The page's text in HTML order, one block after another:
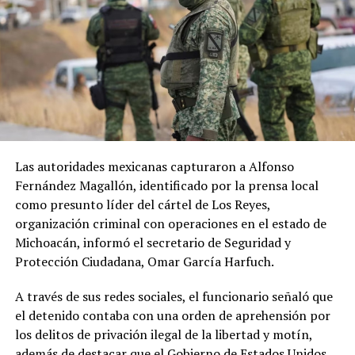
ADVERTISEMENT
El Gobierno hondureño informó que mantiene
seguimiento del caso y que respaldaría un eventual
retorno voluntario del migrante.
Hasta el momento, ICE no había respondido a las
consultas realizadas por EFE sobre las denuncias de los
seis migrantes.
ADVERTISEMENT
La situación genera preocupación sobre la capacidad del
garantizar el abastecimiento de alimentos,
especialmente después de que el país haya enfrentado
varias olas de calor desde mayo y una sucesión de
eventos meteorológicos extremos durante los últimos
años.
enfrenta el sector agrícola ante las nuevas condiciones
climáticas. Sin embargo, considera que los productores
deberán adaptar sus métodos de trabajo y buscar nuevas
Las autoridades mexicanas capturaron a Alfonso
Fernández Magallón, identificado por la prensa local
como presunto líder del cártel de Los Reyes,
organización criminal con operaciones en el estado de
Michoacán, informó el secretario de Seguridad y
Protección Ciudadana, Omar García Harfuch.
A través de sus redes sociales, el funcionario señaló que
el detenido contaba con una orden de aprehensión por
los delitos de privación ilegal de la libertad y motín,